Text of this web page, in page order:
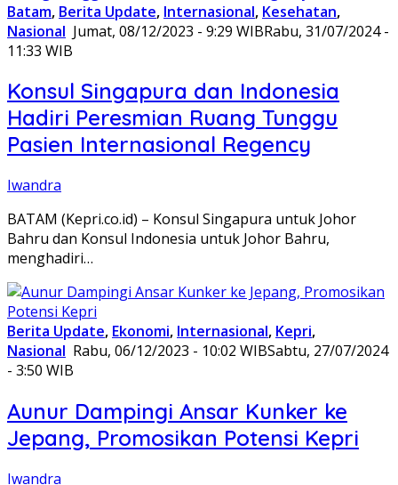
Batam, Berita Update, Internasional, Kesehatan,
Nasional Jumat, 08/12/2023 - 9:29 WIBRabu, 31/07/2024 -
11:33 WIB
Konsul Singapura dan Indonesia
Hadiri Peresmian Ruang Tunggu
Pasien Internasional Regency
Iwandra
BATAM (Kepri.co.id) – Konsul Singapura untuk Johor
Bahru dan Konsul Indonesia untuk Johor Bahru,
menghadiri…
Berita Update, Ekonomi, Internasional, Kepri,
Nasional Rabu, 06/12/2023 - 10:02 WIBSabtu, 27/07/2024
- 3:50 WIB
Aunur Dampingi Ansar Kunker ke
Jepang, Promosikan Potensi Kepri
Iwandra